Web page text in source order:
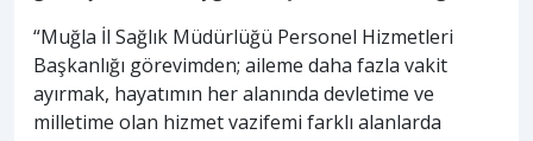
“Muğla İl Sağlık Müdürlüğü Personel Hizmetleri
Başkanlığı görevimden; aileme daha fazla vakit
ayırmak, hayatımın her alanında devletime ve
milletime olan hizmet vazifemi farklı alanlarda